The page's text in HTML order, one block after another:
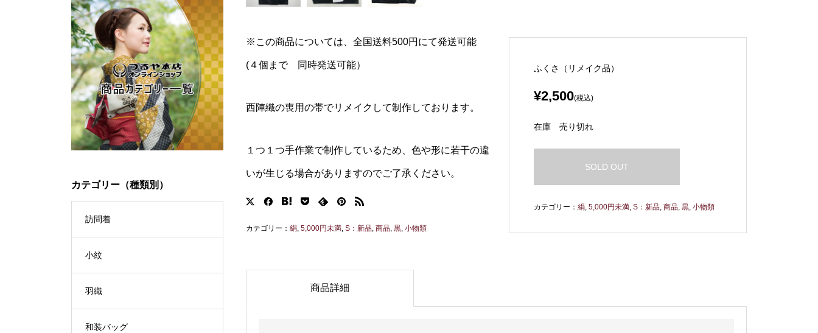
※この商品については、全国送料500円にて発送可能
(４個まで 同時発送可能）
西陣織の喪用の帯でリメイクして制作しております。
１つ１つ手作業で制作しているため、色や形に若干の違
いが生じる場合がありますのでご了承ください。
カテゴリー： 絹 5,000円未満 S：新品 商品 黒 小物類
ふくさ（リメイク品）
¥2,500(税込)
在庫 売り切れ
SOLD OUT
カテゴリー：絹,5,000円未満,S：新品,商品,黒,小物類
商品詳細
カテゴリー（種類別）
訪問着
小紋
羽織
和装バッグ